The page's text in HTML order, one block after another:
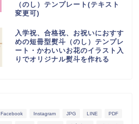
（のし）テンプレート(テキスト
変更可)
入学祝、合格祝、お祝いにおすす
めの短冊型熨斗（のし）テンプレ
ート・かわいいお花のイラスト入
りでオリジナル熨斗を作れる
Facebook Instagram JPG LINE PDF